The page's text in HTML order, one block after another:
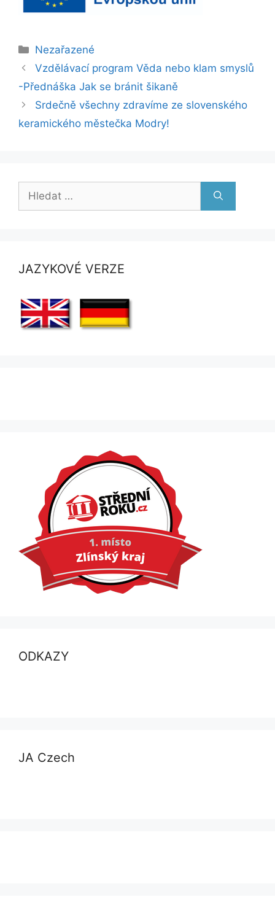
Rubriky
Nezařazené
Vzdělávací program Věda nebo klam smyslů
-Přednáška Jak se bránit šikaně
Srdečně všechny zdravíme ze slovenského
keramického městečka Modry!
JAZYKOVÉ VERZE
ODKAZY
JA Czech